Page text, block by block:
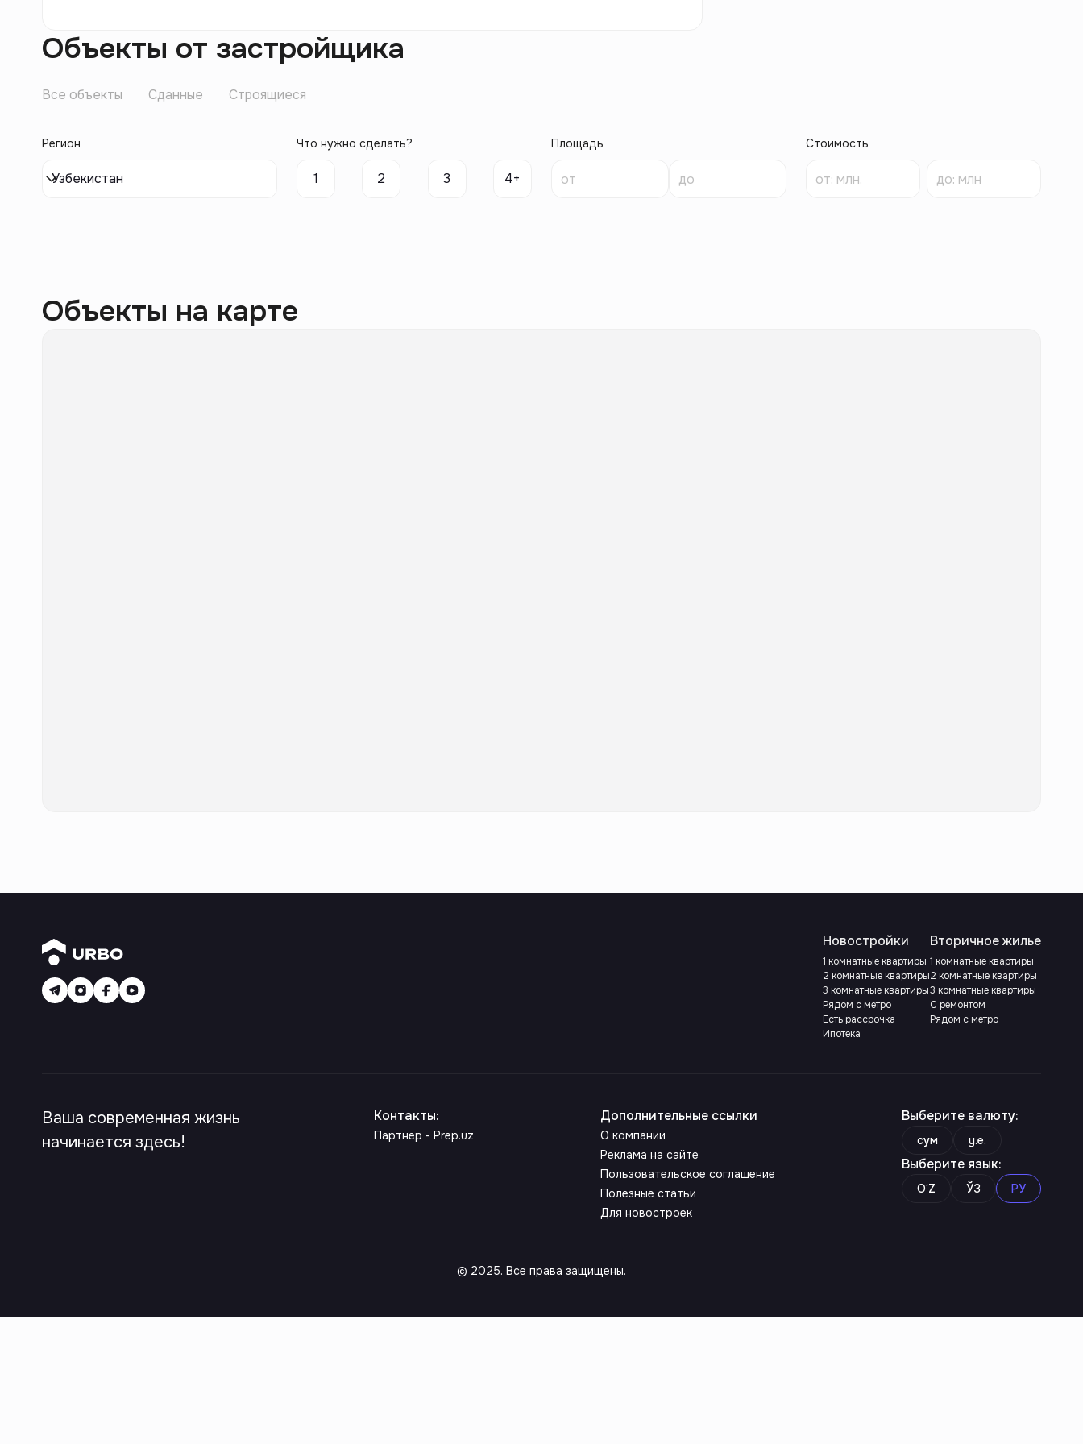
Объекты от застройщика
Все объекты Сданные Строящиеся
Регион
Узбекистан
Что нужно сделать?
1 2 3 4+
Площадь Стоимость
Объекты на карте
Новостройки
1 комнатные квартиры
2 комнатные квартиры
3 комнатные квартиры
Рядом с метро
Есть рассрочка
Ипотека
Вторичное жилье
1 комнатные квартиры
2 комнатные квартиры
3 комнатные квартиры
С ремонтом
Рядом с метро
Ваша современная жизнь
начинается здесь!
Контакты:
Партнер - Prep.uz
Дополнительные ссылки
О компании
Реклама на сайте
Пользовательское соглашение
Полезные статьи
Для новостроек
Выберите валюту:
сум y.e.
Выберите язык:
O‘Z ЎЗ РУ
© 2025. Все права защищены.